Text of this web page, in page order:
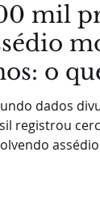
mil
o
às
dados
registrou